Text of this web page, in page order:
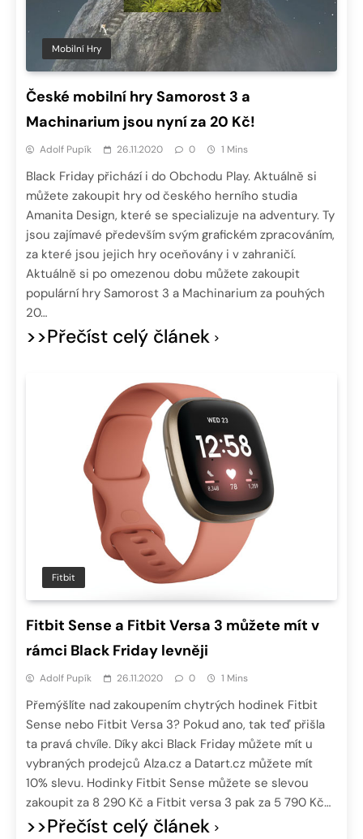
Mobilní Hry
České mobilní hry Samorost 3 a
Machinarium jsou nyní za 20 Kč!
Adolf Pupík 26.11.2020 0 1 Mins
Black Friday přichází i do Obchodu Play. Aktuálně si
můžete zakoupit hry od českého herního studia
Amanita Design, které se specializuje na adventury. Ty
jsou zajímavé především svým grafickém zpracováním,
za které jsou jejich hry oceňovány i v zahraničí.
Aktuálně si po omezenou dobu můžete zakoupit
populární hry Samorost 3 a Machinarium za pouhých
20…
>>Přečíst celý článek
Fitbit
Fitbit Sense a Fitbit Versa 3 můžete mít v
rámci Black Friday levněji
Adolf Pupík 26.11.2020 0 1 Mins
Přemýšlíte nad zakoupením chytrých hodinek Fitbit
Sense nebo Fitbit Versa 3? Pokud ano, tak teď přišla
ta pravá chvíle. Díky akci Black Friday můžete mít u
vybraných prodejců Alza.cz a Datart.cz můžete mít
10% slevu. Hodinky Fitbit Sense můžete se slevou
zakoupit za 8 290 Kč a Fitbit versa 3 pak za 5 790 Kč…
>>Přečíst celý článek